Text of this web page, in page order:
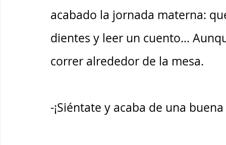
acabado la jornada materna:
dientes y leer un cuento…
correr alrededor de la mesa.
-¡Siéntate y acaba de una